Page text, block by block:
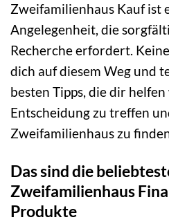
Zweifamilienhaus Kauf ist
Angelegenheit, die
Recherche erfordert.
dich auf diesem Weg und
besten Tipps, die dir
Entscheidung zu treffen
Zweifamilienhaus zu
Das sind die
Zweifamilienhaus
Produkte